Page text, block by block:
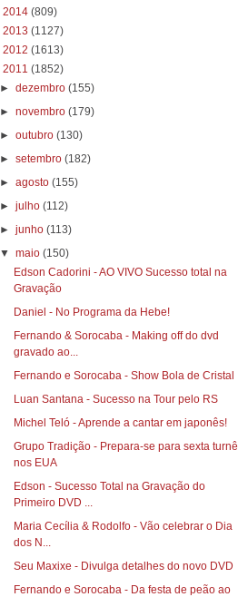
2014 (809)
2013 (1127)
2012 (1613)
2011 (1852)
►dezembro(155)
►novembro(179)
►outubro(130)
►setembro(182)
►agosto(155)
►julho(112)
►junho(113)
▼maio(150)
Edson Cadorini - AO VIVO Sucesso total‏ na
Gravação
Daniel - No Programa da Hebe!‏
Fernando & Sorocaba - Making off do dvd
gravado ao...
Fernando e Sorocaba - Show Bola de Cristal
Luan Santana - Sucesso na Tour pelo RS
Michel Teló - Aprende a cantar em japonês!
Grupo Tradição - Prepara-se para sexta turnê
nos EUA
Edson - Sucesso Total na Gravação do
Primeiro DVD ...
Maria Cecília & Rodolfo - Vão celebrar o Dia
dos N...
Seu Maxixe - Divulga detalhes do novo DVD
Fernando e Sorocaba - Da festa de peão ao